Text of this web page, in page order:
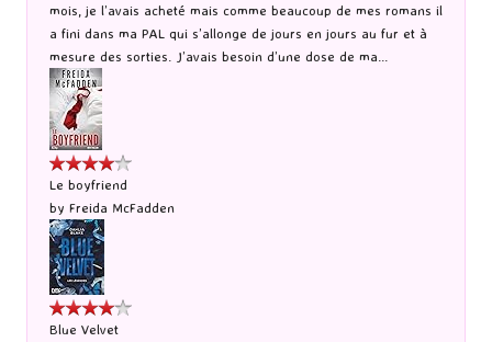
mois, je l’avais acheté mais comme beaucoup de mes romans il
a fini dans ma PAL qui s’allonge de jours en jours au fur et à
mesure des sorties. J’avais besoin d’une dose de ma...
Le boyfriend
by Freida McFadden
Blue Velvet